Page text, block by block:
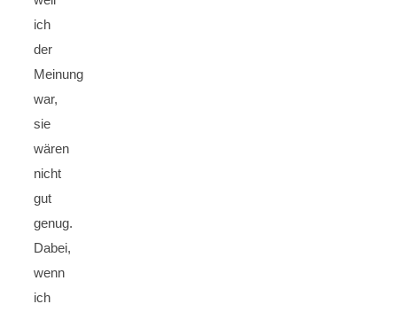
ich
der
Meinung
war,
sie
wären
nicht
gut
genug.
Dabei,
wenn
ich